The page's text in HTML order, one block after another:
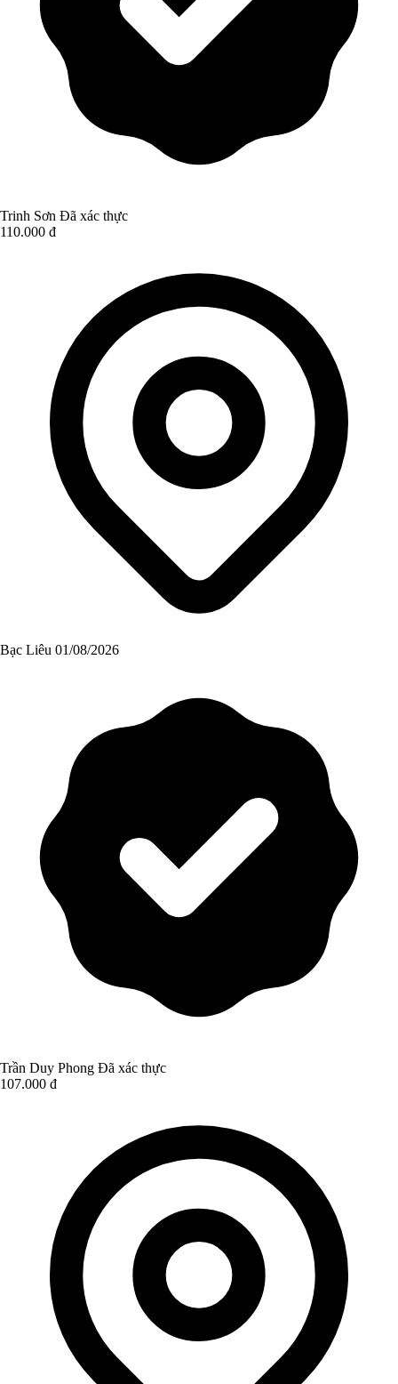
Trinh Sơn Đã xác thực
110.000 đ
Bạc Liêu 01/08/2026
Trần Duy Phong Đã xác thực
107.000 đ